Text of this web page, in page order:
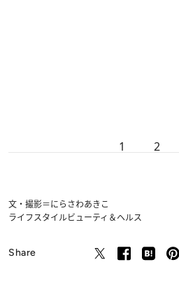
1 2
文・撮影＝にらさわあきこ
ライフスタイルビューティ＆ヘルス
Share